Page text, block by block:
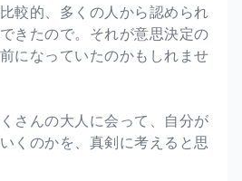
較的、多くの人から認められ
きたので。それが意思決定の
になっていたのかもしれませ
さんの大人に会って、自分が
くのかを、真剣に考えると思